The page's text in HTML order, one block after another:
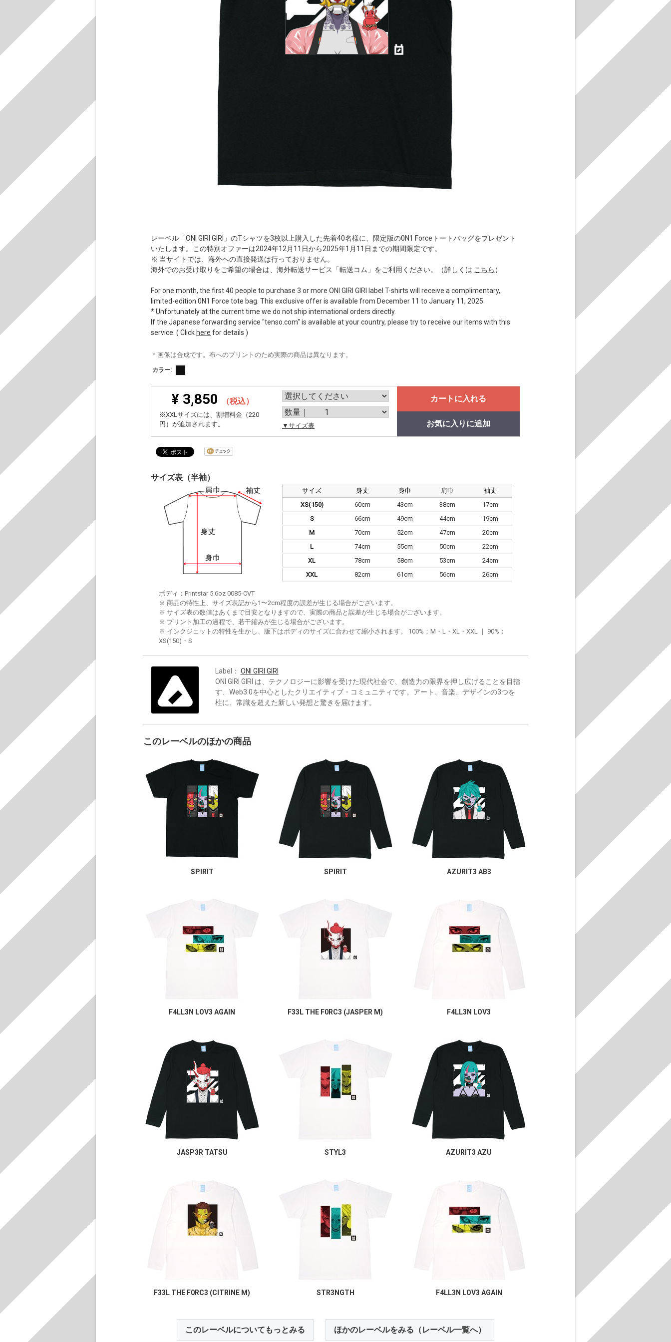
レーベル「ONI GIRI GIRI」のTシャツを3枚以上購入した先着40名様に、限定版の0N1 Forceトートバッグをプレゼント
いたします。この特別オファーは2024年12月11日から2025年1月11日までの期間限定です。
※ 当サイトでは、海外への直接発送は行っておりません。
海外でのお受け取りをご希望の場合は、海外転送サービス「転送コム」をご利用ください。（詳しくは こちら ）
For one month, the first 40 people to purchase 3 or more ONI GIRI GIRI label T-shirts will receive a complimentary,
limited-edition 0N1 Force tote bag. This exclusive offer is available from December 11 to January 11, 2025.
* Unfortunately at the current time we do not ship international orders directly.
If the Japanese forwarding service "tenso.com" is available at your country, please try to receive our items with this
service. ( Click here for details )
＊画像は合成です。布へのプリントのため実際の商品は異なります。
カラー:
¥ 3,850 （税込）
※XXLサイズには、割増料金（220
円）が追加されます。
▼サイズ表
カートに入れる
お気に入りに追加
サイズ表（半袖）
サイズ 身丈 身巾 肩巾
袖丈
XS(150)
60cm 43cm 38cm
17cm
S
66cm 49cm 44cm
19cm
M
70cm 52cm 47cm
20cm
L
74cm 55cm 50cm
22cm
XL
78cm 58cm 53cm
24cm
XXL
82cm 61cm 56cm 26cm
ボディ：Printstar 5.6oz 0085-CVT
※ 商品の特性上、サイズ表記から1〜2cm程度の誤差が生じる場合がございます。
※ サイズ表の数値はあくまで目安となりますので、実際の商品と誤差が生じる場合がございます。
※ プリント加工の過程で、若干縮みが生じる場合がございます。
※ インクジェットの特性を生かし、版下はボディのサイズに合わせて縮小されます。 100%：M・L・XL・XXL ｜ 90%：
XS(150)・S
Label： ONI GIRI GIRI
ONI GIRI GIRI は、テクノロジーに影響を受けた現代社会で、創造力の限界を押し広げることを目指
す、Web3.0を中心としたクリエイティブ・コミュニティです。アート、音楽、デザインの3つを
柱に、常識を超えた新しい発想と驚きを届けます。
このレーベルのほかの商品
SPIRIT SPIRIT AZURIT3 AB3
F4LL3N LOV3 AGAIN F33L THE F0RC3 (JASPER M) F4LL3N LOV3
JASP3R TATSU STYL3 AZURIT3 AZU
F33L THE F0RC3 (CITRINE M) STR3NGTH F4LL3N LOV3 AGAIN
このレーベルについてもっとみる ほかのレーベルをみる（レーベル一覧へ）